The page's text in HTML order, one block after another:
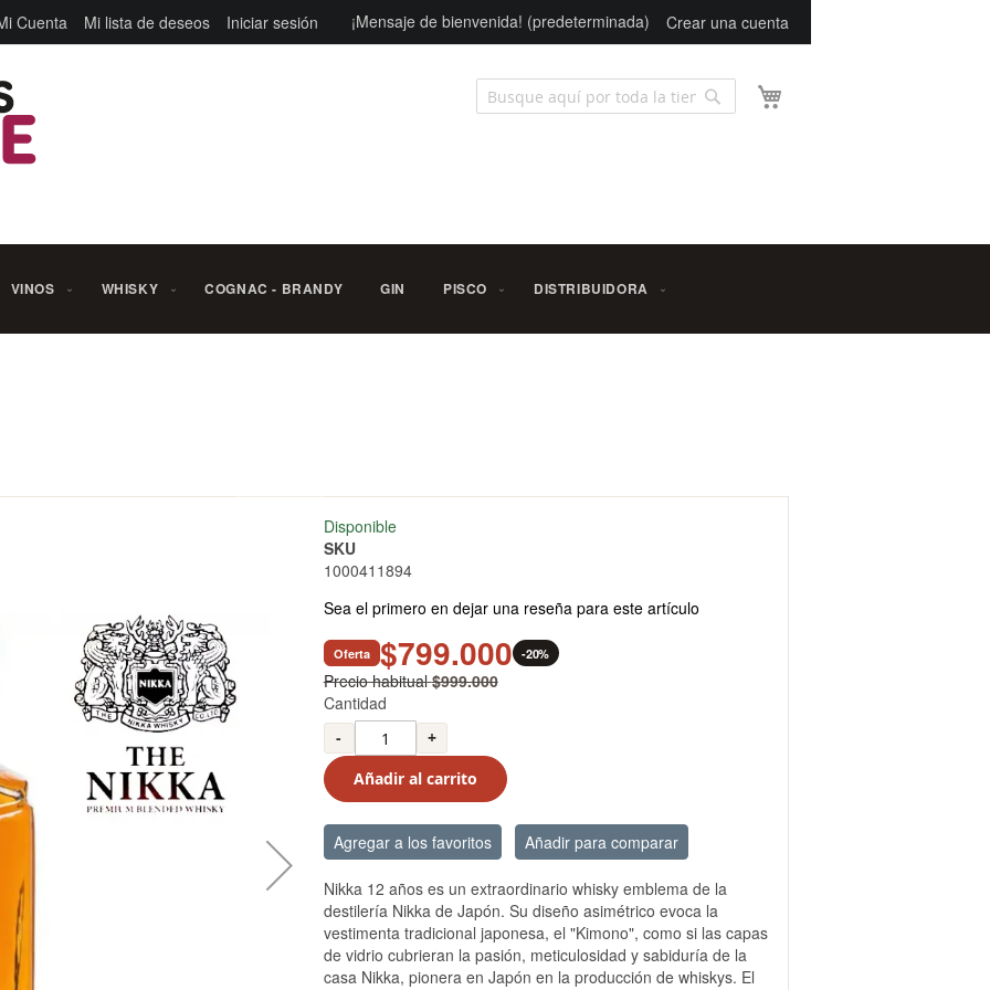
Cuenta Mi lista de deseos Iniciar sesión ¡Mensaje de bienvenida! (predeterminada) Crear una cuenta
Buscar
VINOS WHISKY COGNAC - BRANDY GIN PISCO DISTRIBUIDORA
Disponible
SKU
1000411894
Sea el primero en dejar una reseña para este artículo
Oferta $799.000 -20%
Precio habitual $999.000
Cantidad
-
+
Añadir al carrito
Agregar a los favoritos Añadir para comparar
Nikka 12 años es un extraordinario whisky emblema de la
destilería Nikka de Japón. Su diseño asimétrico evoca la
vestimenta tradicional japonesa, el "Kimono", como si las capas
de vidrio cubrieran la pasión, meticulosidad y sabiduría de la
casa Nikka, pionera en Japón en la producción de whiskys. El